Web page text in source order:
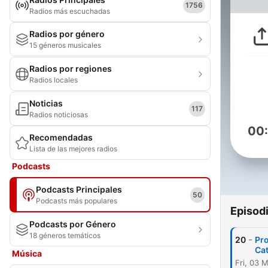
Radios más escuchadas
1756
Radios por género
15 géneros musicales
Radios por regiones
Radios locales
Noticias
Radios noticiosas
117
Recomendadas
Lista de las mejores radios
Podcasts
Podcasts Principales
Podcasts más populares
50
Podcasts por Género
18 géneros temáticos
Música
20 -
Fri, 03